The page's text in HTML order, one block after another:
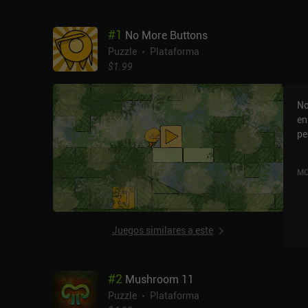
#1 No More Buttons
Puzzle
Plataforma
$1.99
Juegos similares a este
#2 Mushroom 11
Puzzle
Plataforma